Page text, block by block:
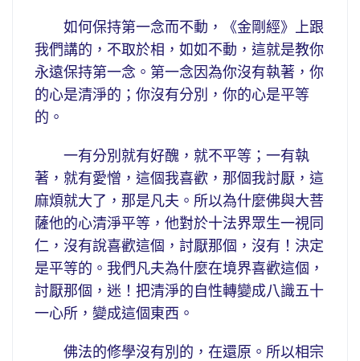
如何保持第一念而不動，《金剛經》上跟
我們講的，不取於相，如如不動，這就是教你
永遠保持第一念。第一念因為你沒有執著，你
的心是清淨的；你沒有分別，你的心是平等
的。
一有分別就有好醜，就不平等；一有執
著，就有愛憎，這個我喜歡，那個我討厭，這
麻煩就大了，那是凡夫。所以為什麼佛與大菩
薩他的心清淨平等，他對於十法界眾生一視同
仁，沒有說喜歡這個，討厭那個，沒有！決定
是平等的。我們凡夫為什麼在境界喜歡這個，
討厭那個，迷！把清淨的自性轉變成八識五十
一心所，變成這個東西。
佛法的修學沒有別的，在還原。所以相宗